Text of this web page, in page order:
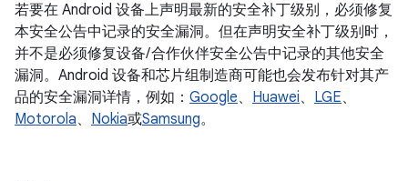
若要在 Android 设备上声明最新的安全补丁级别，必须修复
本安全公告中记录的安全漏洞。但在声明安全补丁级别时，
并不是必须修复设备/ 合作伙伴安全公告中记录的其他安全
漏洞。Android 设备和芯片组制造商可能也会发布针对其产
品的安全漏洞详情，例如： Google、 Huawei、 LGE、
Motorola、 Nokia或Samsung。